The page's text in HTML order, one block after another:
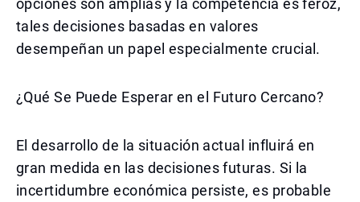
opciones son amplias y la competencia es feroz,
tales decisiones basadas en valores
desempeñan un papel especialmente crucial.
¿Qué Se Puede Esperar en el Futuro Cercano?
El desarrollo de la situación actual influirá en
gran medida en las decisiones futuras. Si la
incertidumbre económica persiste, es probable